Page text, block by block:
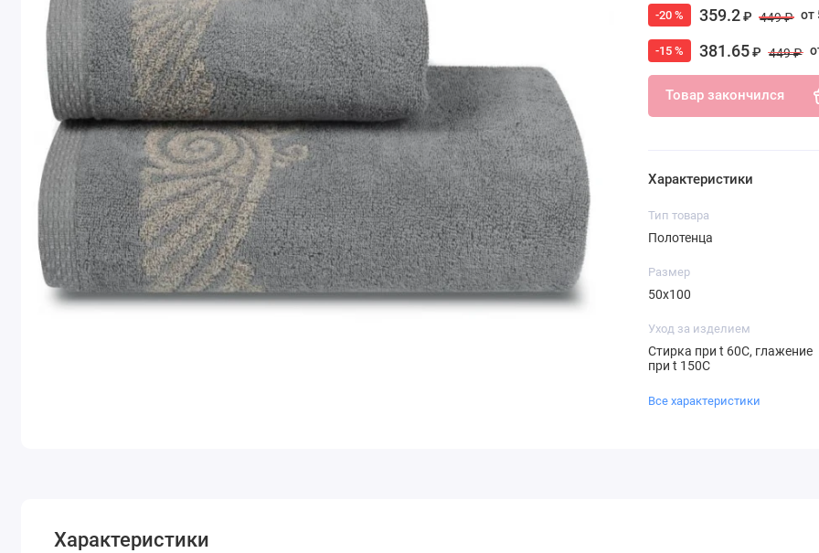
-20 % 359.2₽ 449 ₽ от
-15 % 381.65₽ 449 ₽
Товар закончился
Характеристики
Тип товара
Полотенца
Размер
50х100
Уход за изделием
Стирка при t 60С, глажение
при t 150С
Все характеристики
Характеристики